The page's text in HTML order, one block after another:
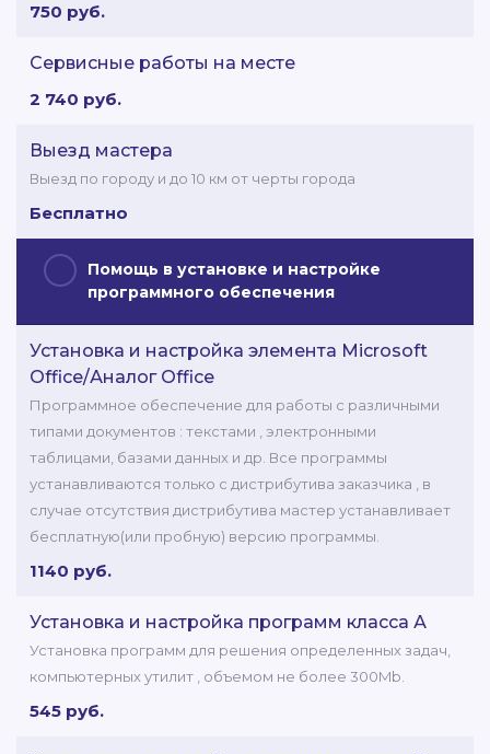
750 руб.
Сервисные работы на месте
2 740 руб.
Выезд мастера
Выезд по городу и до 10 км от черты города
Бесплатно
Помощь в установке и настройке
программного обеспечения
Установка и настройка элемента Microsoft
Office/Аналог Office
Программное обеспечение для работы с различными
типами документов : текстами , электронными
таблицами, базами данных и др. Все программы
устанавливаются только с дистрибутива заказчика , в
случае отсутствия дистрибутива мастер устанавливает
бесплатную(или пробную) версию программы.
1140 руб.
Установка и настройка программ класса А
Установка программ для решения определенных задач,
компьютерных утилит , объемом не более 300Mb.
545 руб.